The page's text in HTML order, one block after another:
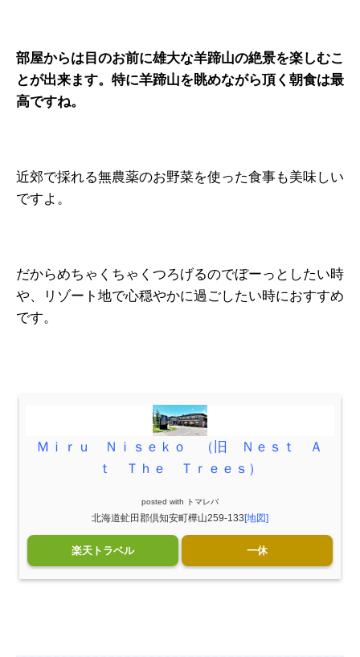
部屋からは目のお前に雄大な羊蹄山の絶景を楽しむこ
とが出来ます。特に羊蹄山を眺めながら頂く朝食は最
高ですね。
近郊で採れる無農薬のお野菜を使った食事も美味しい
ですよ。
だからめちゃくちゃくつろげるのでぼーっとしたい時
や、リゾート地で心穏やかに過ごしたい時におすすめ
です。
Ｍｉｒｕ Ｎｉｓｅｋｏ （旧 Ｎｅｓｔ Ａ
ｔ Ｔｈｅ Ｔｒｅｅｓ）
posted with トマレバ
北海道虻田郡倶知安町樺山259-133[地図]
楽天トラベル 一休